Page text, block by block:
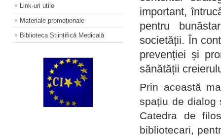
Link-uri utile
Materiale promoţionale
Biblioteca Științifică Medicală
important,
pentru
societății. În
prevenției și
sănătății
Prin această
spațiu de dialog
Catedra de
bibliotecari,